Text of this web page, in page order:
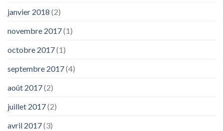
janvier 2018 (2)
novembre 2017(1)
octobre 2017(1)
septembre 2017(4)
août 2017(2)
juillet 2017(2)
avril 2017(3)